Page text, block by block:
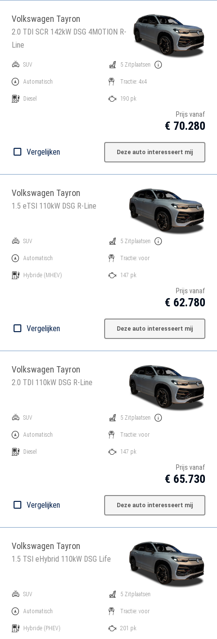
Volkswagen Tayron
2.0 TDI SCR 142kW DSG 4MOTION R-
Line
SUV
Automatisch
Diesel
5 Zitplaatsen
Tractie: 4x4
190 pk
Prijs vanaf
€ 70.280
Vergelijken Deze auto interesseert mij
Volkswagen Tayron
1.5 eTSI 110kW DSG R-Line
SUV
Automatisch
Hybride (MHEV)
5 Zitplaatsen
Tractie: voor
147 pk
Prijs vanaf
€ 62.780
Vergelijken Deze auto interesseert mij
Volkswagen Tayron
2.0 TDI 110kW DSG R-Line
SUV
Automatisch
Diesel
5 Zitplaatsen
Tractie: voor
147 pk
Prijs vanaf
€ 65.730
Vergelijken Deze auto interesseert mij
Volkswagen Tayron
1.5 TSI eHybrid 110kW DSG Life
SUV
Automatisch
Hybride (PHEV)
5 Zitplaatsen
Tractie: voor
201 pk